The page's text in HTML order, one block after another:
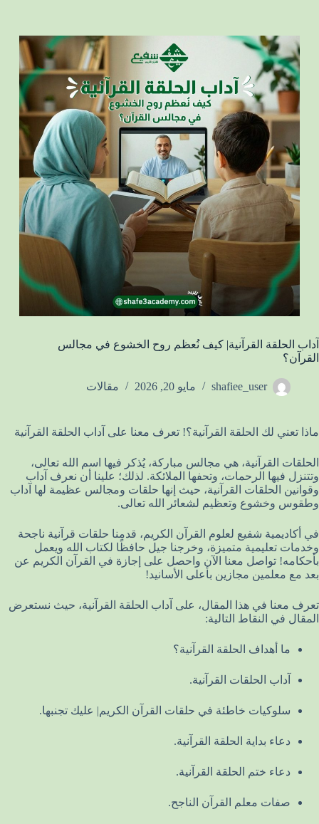
آداب الحلقة القرآنية| كيف نُعظم روح الخشوع في مجالس
القرآن؟
shafiee_user مايو 20, 2026 مقالات
ماذا تعني لك الحلقة القرآنية؟! تعرف معنا على آداب الحلقة القرآنية
الحلقات القرآنية، هي مجالس مباركة، يُذكر فيها اسم الله تعالى،
وتتنزل فيها الرحمات، وتحفها الملائكة. لذلك؛ علينا أن نعرف آداب
وقوانين الحلقات القرآنية، حيث إنها حلقات ومجالس عظيمة لها آداب
وطقوس وخشوع وتعظيم لشعائر الله تعالى.
في أكاديمية شفيع لعلوم القرآن الكريم، قدمنا حلقات قرآنية ناجحة
وخدمات تعليمية متميزة، وخرجنا جيل حافظًا لكتاب الله ويعمل
بأحكامه! تواصل معنا الآن واحصل على إجازة في القرآن الكريم عن
بعد مع معلمين مجازين بأعلى الأسانيد!
تعرف معنا في هذا المقال، على آداب الحلقة القرآنية، حيث نستعرض
المقال في النقاط التالية:
ما أهداف الحلقة القرآنية؟
آداب الحلقات القرآنية.
سلوكيات خاطئة في حلقات القرآن الكريم| عليك تجنبها.
دعاء بداية الحلقة القرآنية.
دعاء ختم الحلقة القرآنية.
صفات معلم القرآن الناجح.